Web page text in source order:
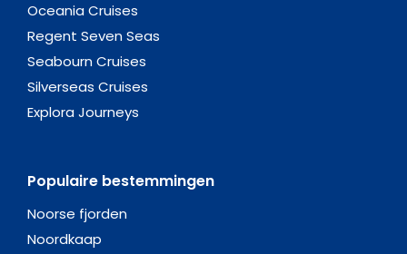
Oceania Cruises
Regent Seven Seas
Seabourn Cruises
Silverseas Cruises
Explora Journeys
Populaire bestemmingen
Noorse fjorden
Noordkaap